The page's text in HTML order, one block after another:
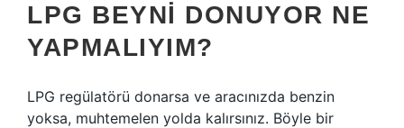
LPG BEYNI DONUYOR NE
YAPMALIYIM?
LPG regülatörü donarsa ve aracınızda benzin
yoksa, muhtemelen yolda kalırsınız. Böyle bir